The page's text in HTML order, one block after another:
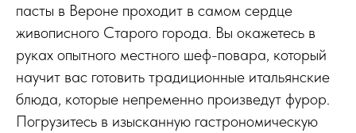
пасты в Вероне проходит в самом сердце
живописного Старого города. Вы окажетесь в
руках опытного местного шеф-повара, который
научит вас готовить традиционные итальянские
блюда, которые непременно произведут фурор.
Погрузитесь в изысканную гастрономическую